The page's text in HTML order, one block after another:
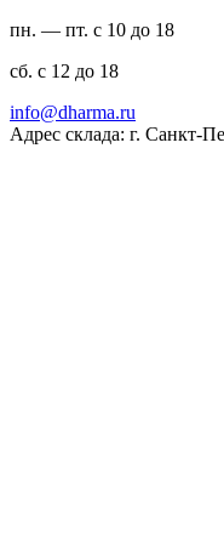
пн. — пт. с 10 до 18
сб. с 12 до 18
ur.amrahd@ofni
Адрес склада: г. Санкт-